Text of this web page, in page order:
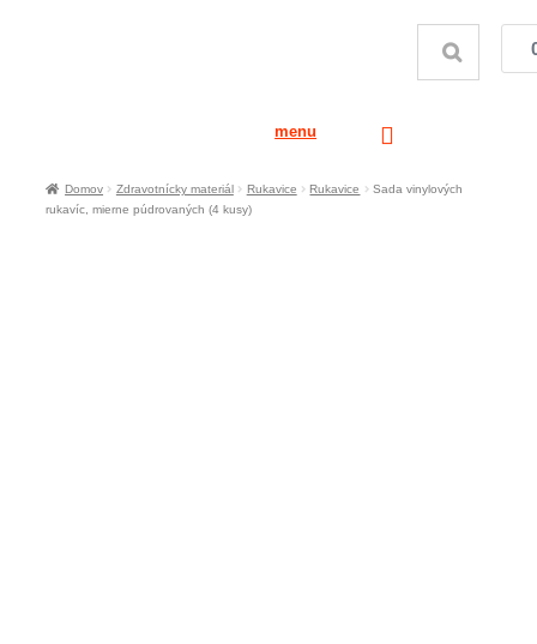
menu
Domov Zdravotnícky materiál Rukavice Rukavice
Sada vinylových
rukavíc, mierne púdrovaných (4 kusy)